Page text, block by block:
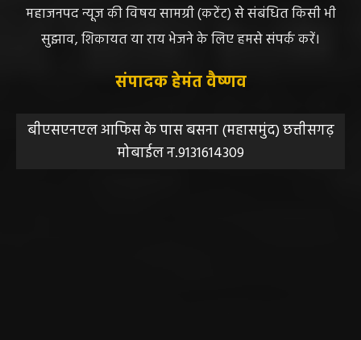
महाजनपद न्यूज की विषय सामग्री (कटेंट) से संबंधित किसी भी
सुझाव, शिकायत या राय भेजने के लिए हमसे संपर्क करें।
संपादक हेमंत वैष्णव
बीएसएनएल आफिस के पास बसना (महासमुंद) छत्तीसगढ़
मोबाईल न.9131614309